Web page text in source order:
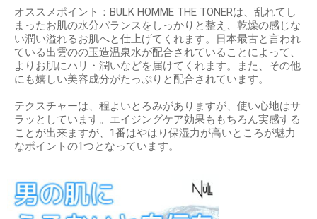
オススメポイント：BULK HOMME THE TONERは、乱れてし
まったお肌の水分バランスをしっかりと整え、乾燥の感じな
い潤い溢れるお肌へと仕上げてくれます。日本最古と言われ
ている出雲のの玉造温泉水が配合されていることによって、
よりお肌にハリ・潤いなどを届けてくれます。また、その他
にも嬉しい美容成分がたっぷりと配合されています。
テクスチャーは、程よいとろみがありますが、使い心地はサ
ラッとしています。エイジングケア効果ももちろん実感する
ことが出来ますが、1番はやはり保湿力が高いところが魅力
なポイントの1つとなっています。